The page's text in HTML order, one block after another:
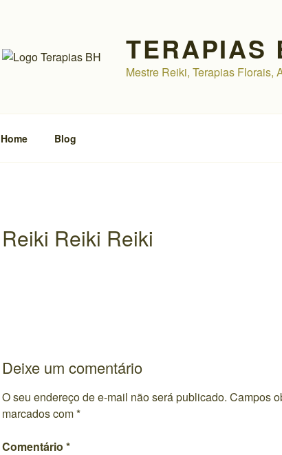
TERAPIAS
Mestre Reiki, Terapias Florais,
Home Blog
Reiki Reiki Reiki
Deixe um comentário
O seu endereço de e-mail não será publicado. Campos
marcados com*
Comentário *